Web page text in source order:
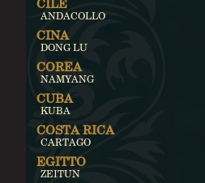
ANDACOLLO
CINA
DONG LU
COREA
NAMYANG
CUBA
KUBA
COSTA RICA
CARTAGO
EGITTO
ZEITUN